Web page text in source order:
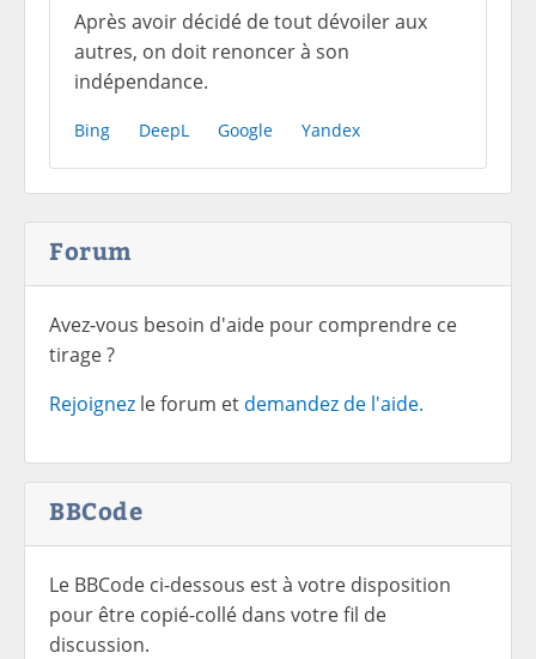
Après avoir décidé de tout dévoiler aux
autres, on doit renoncer à son
indépendance.
Bing DeepL Google Yandex
Forum
Avez-vous besoin d'aide pour comprendre ce
tirage ?
Rejoignez le forum et demandez de l'aide.
BBCode
Le BBCode ci-dessous est à votre disposition
pour être copié-collé dans votre fil de
discussion.